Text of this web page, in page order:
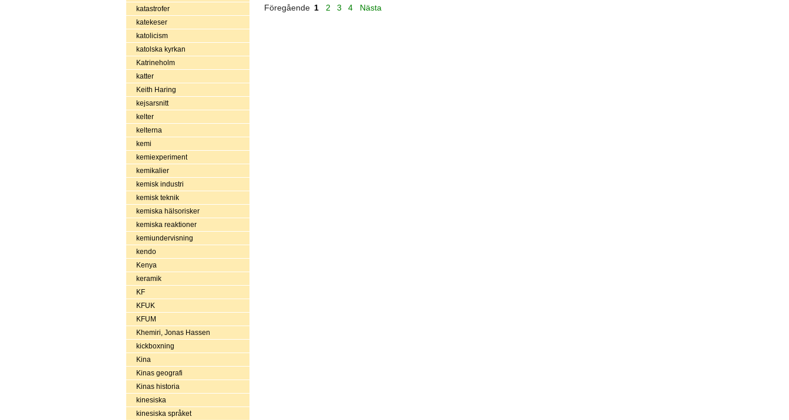
katastrofer
katekeser
katolicism
katolska kyrkan
Katrineholm
katter
Keith Haring
kejsarsnitt
kelter
kelterna
kemi
kemiexperiment
kemikalier
kemisk industri
kemisk teknik
kemiska hälsorisker
kemiska reaktioner
kemiundervisning
kendo
Kenya
keramik
KF
KFUK
KFUM
Khemiri, Jonas Hassen
kickboxning
Kina
Kinas geografi
Kinas historia
kinesiska
kinesiska språket
Föregående 1 2 3 4 Nästa